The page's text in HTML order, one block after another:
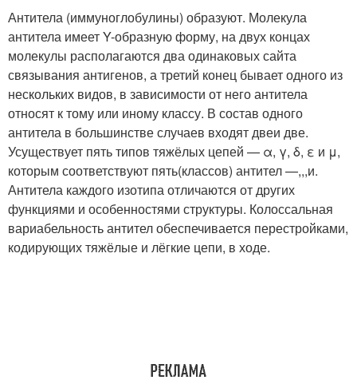
Антитела (иммуноглобулины) образуют. Молекула
антитела имеет Y-образную форму, на двух концах
молекулы располагаются два одинаковых сайта
связывания антигенов, а третий конец бывает одного из
нескольких видов, в зависимости от него антитела
относят к тому или иному классу. В состав одного
антитела в большинстве случаев входят двеи две.
Усуществует пять типов тяжёлых цепей — α, γ, δ, ε и μ,
которым соответствуют пять(классов) антител —,,,и.
Антитела каждого изотипа отличаются от других
функциями и особенностями структуры. Колоссальная
вариабельность антител обеспечивается перестройками,
кодирующих тяжёлые и лёгкие цепи, в ходе.